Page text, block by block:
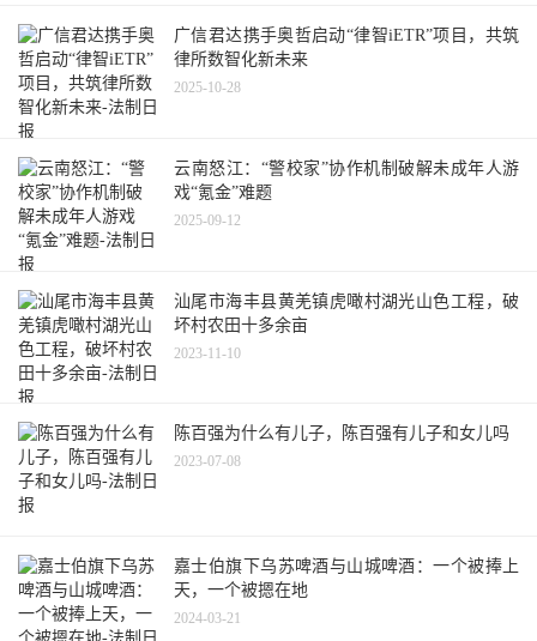
广信君达携手奥哲启动“律智iETR”项目，共筑
律所数智化新未来
2025-10-28
云南怒江：“警校家”协作机制破解未成年人游
戏“氪金”难题
2025-09-12
汕尾市海丰县黄羌镇虎噉村湖光山色工程，破
坏村农田十多余亩
2023-11-10
陈百强为什么有儿子，陈百强有儿子和女儿吗
2023-07-08
嘉士伯旗下乌苏啤酒与山城啤酒：一个被捧上
天，一个被摁在地
2024-03-21